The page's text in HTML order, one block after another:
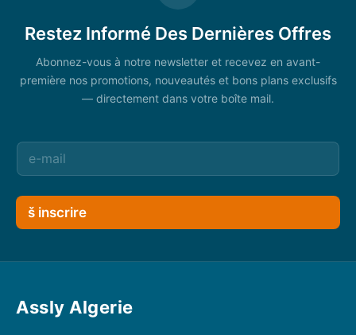
Restez Informé Des Dernières Offres
Abonnez-vous à notre newsletter et recevez en avant-
première nos promotions, nouveautés et bons plans exclusifs
— directement dans votre boîte mail.
š inscrire
Assly Algerie